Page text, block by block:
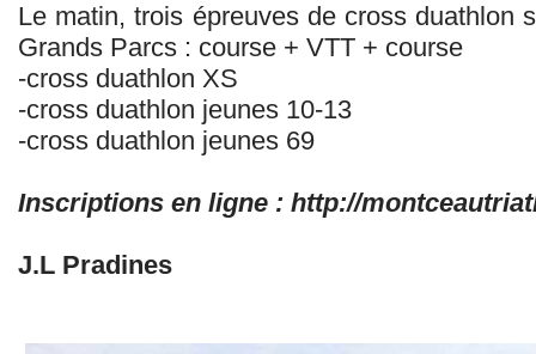
Le matin, trois épreuves de cross duathlon
Grands Parcs : course + VTT + course
-cross duathlon XS
-cross duathlon jeunes 10-13
-cross duathlon jeunes 69
Inscriptions en ligne : http://
J.L Pradines